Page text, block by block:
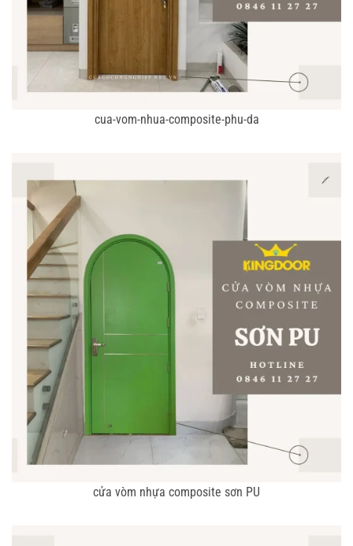
cua-vom-nhua-composite-phu-da
cửa vòm nhựa composite sơn PU